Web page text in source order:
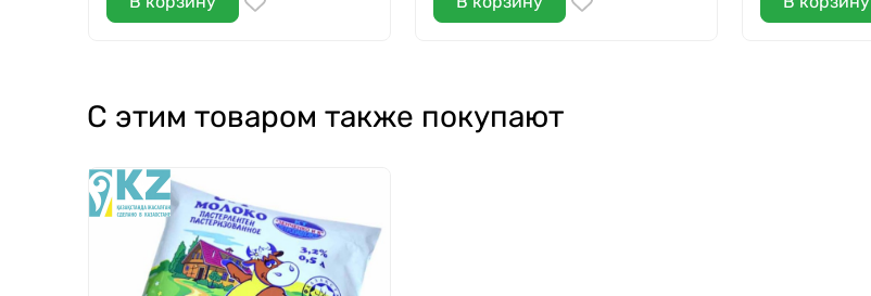
С этим товаром также покупают